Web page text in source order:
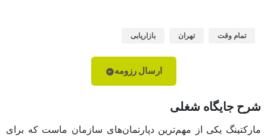
تمام وقت تهران بازاریابی
ارسال رزومه
شرح جایگاه شغلی
مارکتینگ یکی از مهم‌ترین دپارتمان‌های سازمان ماست که برای